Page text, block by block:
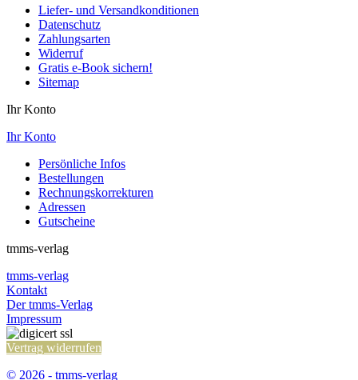
Liefer- und Versandkonditionen
Datenschutz
Zahlungsarten
Widerruf
Gratis e-Book sichern!
Sitemap
Ihr Konto
Ihr Konto
Persönliche Infos
Bestellungen
Rechnungskorrekturen
Adressen
Gutscheine
tmms-verlag
tmms-verlag
Kontakt
Der tmms-Verlag
Impressum
Vertrag widerrufen
© 2026 - tmms-verlag